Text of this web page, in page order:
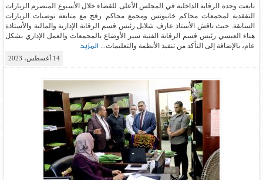
تابعت وحدة الرقابة الداخلية في المجلس الأعلى للقضاء خلال الأسبوع المنصرم الزيارات
التفقدية لمجمعات محاكم خانيونس ومجمع محاكم رفح مع متابعة توصيات الزيارات
السابقة. حيث ناقش الأستاذ عارف شلايل رئيس قسم الرقابة الإدارية والمالية والأستاذة
هناء العبسي رئيس قسم الرقابة الفنية سير الأوضاع بالمجمعات والعمل الإداري بشكل
عام، بالإضافة إلى التأكد من تنفيذ الأنظمة والتعليمات...
المزيد
14 أغسطس، 2023